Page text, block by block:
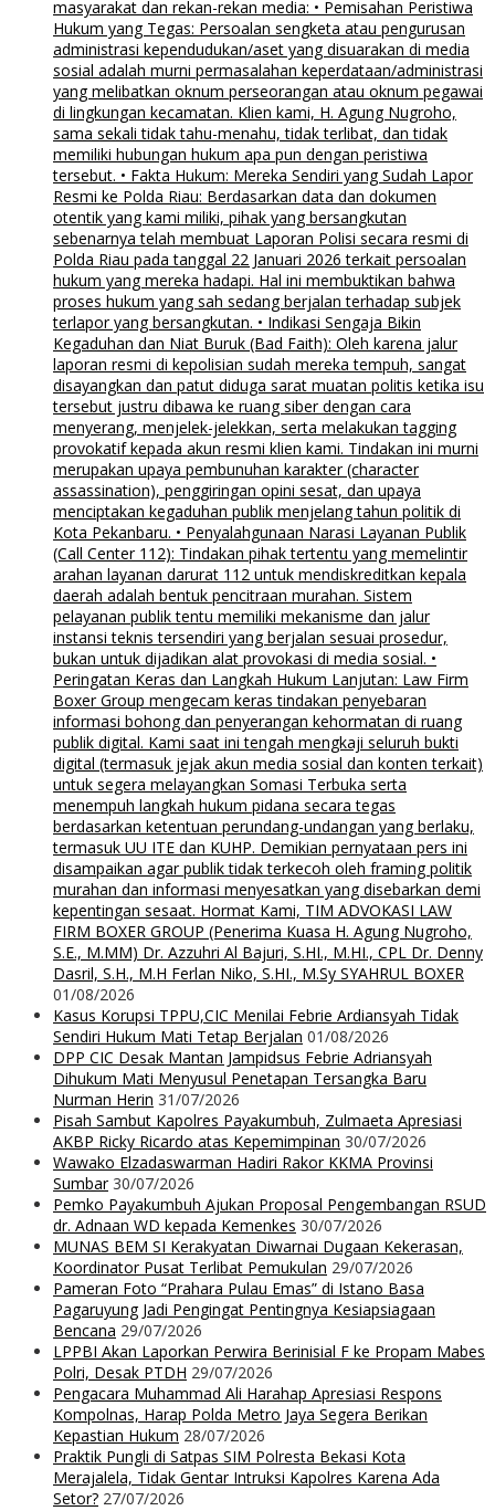
masyarakat dan rekan-rekan media: • Pemisahan Peristiwa
Hukum yang Tegas: Persoalan sengketa atau pengurusan
administrasi kependudukan/aset yang disuarakan di media
sosial adalah murni permasalahan keperdataan/administrasi
yang melibatkan oknum perseorangan atau oknum pegawai
di lingkungan kecamatan. Klien kami, H. Agung Nugroho,
sama sekali tidak tahu-menahu, tidak terlibat, dan tidak
memiliki hubungan hukum apa pun dengan peristiwa
tersebut. • Fakta Hukum: Mereka Sendiri yang Sudah Lapor
Resmi ke Polda Riau: Berdasarkan data dan dokumen
otentik yang kami miliki, pihak yang bersangkutan
sebenarnya telah membuat Laporan Polisi secara resmi di
Polda Riau pada tanggal 22 Januari 2026 terkait persoalan
hukum yang mereka hadapi. Hal ini membuktikan bahwa
proses hukum yang sah sedang berjalan terhadap subjek
terlapor yang bersangkutan. • Indikasi Sengaja Bikin
Kegaduhan dan Niat Buruk (Bad Faith): Oleh karena jalur
laporan resmi di kepolisian sudah mereka tempuh, sangat
disayangkan dan patut diduga sarat muatan politis ketika isu
tersebut justru dibawa ke ruang siber dengan cara
menyerang, menjelek-jelekkan, serta melakukan tagging
provokatif kepada akun resmi klien kami. Tindakan ini murni
merupakan upaya pembunuhan karakter (character
assassination), penggiringan opini sesat, dan upaya
menciptakan kegaduhan publik menjelang tahun politik di
Kota Pekanbaru. • Penyalahgunaan Narasi Layanan Publik
(Call Center 112): Tindakan pihak tertentu yang memelintir
arahan layanan darurat 112 untuk mendiskreditkan kepala
daerah adalah bentuk pencitraan murahan. Sistem
pelayanan publik tentu memiliki mekanisme dan jalur
instansi teknis tersendiri yang berjalan sesuai prosedur,
bukan untuk dijadikan alat provokasi di media sosial. •
Peringatan Keras dan Langkah Hukum Lanjutan: Law Firm
Boxer Group mengecam keras tindakan penyebaran
informasi bohong dan penyerangan kehormatan di ruang
publik digital. Kami saat ini tengah mengkaji seluruh bukti
digital (termasuk jejak akun media sosial dan konten terkait)
untuk segera melayangkan Somasi Terbuka serta
menempuh langkah hukum pidana secara tegas
berdasarkan ketentuan perundang-undangan yang berlaku,
termasuk UU ITE dan KUHP. Demikian pernyataan pers ini
disampaikan agar publik tidak terkecoh oleh framing politik
murahan dan informasi menyesatkan yang disebarkan demi
kepentingan sesaat. Hormat Kami, TIM ADVOKASI LAW
FIRM BOXER GROUP (Penerima Kuasa H. Agung Nugroho,
S.E., M.MM) Dr. Azzuhri Al Bajuri, S.HI., M.HI., CPL Dr. Denny
Dasril, S.H., M.H Ferlan Niko, S.HI., M.Sy SYAHRUL BOXER
01/08/2026
Kasus Korupsi TPPU,CIC Menilai Febrie Ardiansyah Tidak
Sendiri Hukum Mati Tetap Berjalan 01/08/2026
DPP CIC Desak Mantan Jampidsus Febrie Adriansyah
Dihukum Mati Menyusul Penetapan Tersangka Baru
Nurman Herin 31/07/2026
Pisah Sambut Kapolres Payakumbuh, Zulmaeta Apresiasi
AKBP Ricky Ricardo atas Kepemimpinan 30/07/2026
Wawako Elzadaswarman Hadiri Rakor KKMA Provinsi
Sumbar 30/07/2026
Pemko Payakumbuh Ajukan Proposal Pengembangan RSUD
dr. Adnaan WD kepada Kemenkes 30/07/2026
MUNAS BEM SI Kerakyatan Diwarnai Dugaan Kekerasan,
Koordinator Pusat Terlibat Pemukulan 29/07/2026
Pameran Foto “Prahara Pulau Emas” di Istano Basa
Pagaruyung Jadi Pengingat Pentingnya Kesiapsiagaan
Bencana 29/07/2026
LPPBI Akan Laporkan Perwira Berinisial F ke Propam Mabes
Polri, Desak PTDH 29/07/2026
Pengacara Muhammad Ali Harahap Apresiasi Respons
Kompolnas, Harap Polda Metro Jaya Segera Berikan
Kepastian Hukum 28/07/2026
Praktik Pungli di Satpas SIM Polresta Bekasi Kota
Merajalela, Tidak Gentar Intruksi Kapolres Karena Ada
Setor? 27/07/2026